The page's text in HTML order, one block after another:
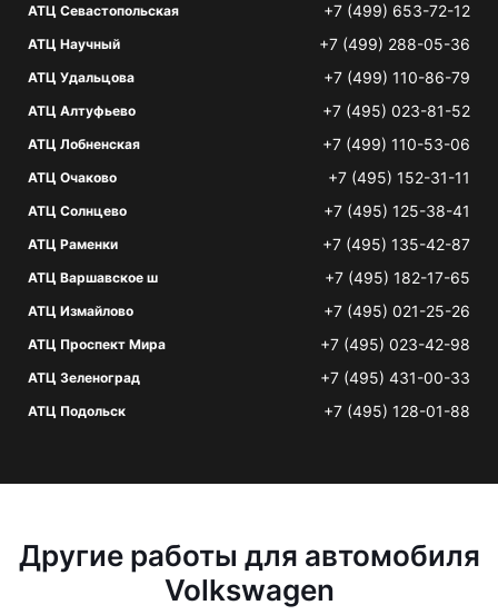
АТЦ Севастопольская +7 (499) 653-72-12
АТЦ Научный +7 (499) 288-05-36
АТЦ Удальцова +7 (499) 110-86-79
АТЦ Алтуфьево +7 (495) 023-81-52
АТЦ Лобненская +7 (499) 110-53-06
АТЦ Очаково +7 (495) 152-31-11
АТЦ Солнцево +7 (495) 125-38-41
АТЦ Раменки +7 (495) 135-42-87
АТЦ Варшавское ш +7 (495) 182-17-65
АТЦ Измайлово +7 (495) 021-25-26
АТЦ Проспект Мира +7 (495) 023-42-98
АТЦ Зеленоград +7 (495) 431-00-33
АТЦ Подольск +7 (495) 128-01-88
Другие работы для автомобиля
Volkswagen